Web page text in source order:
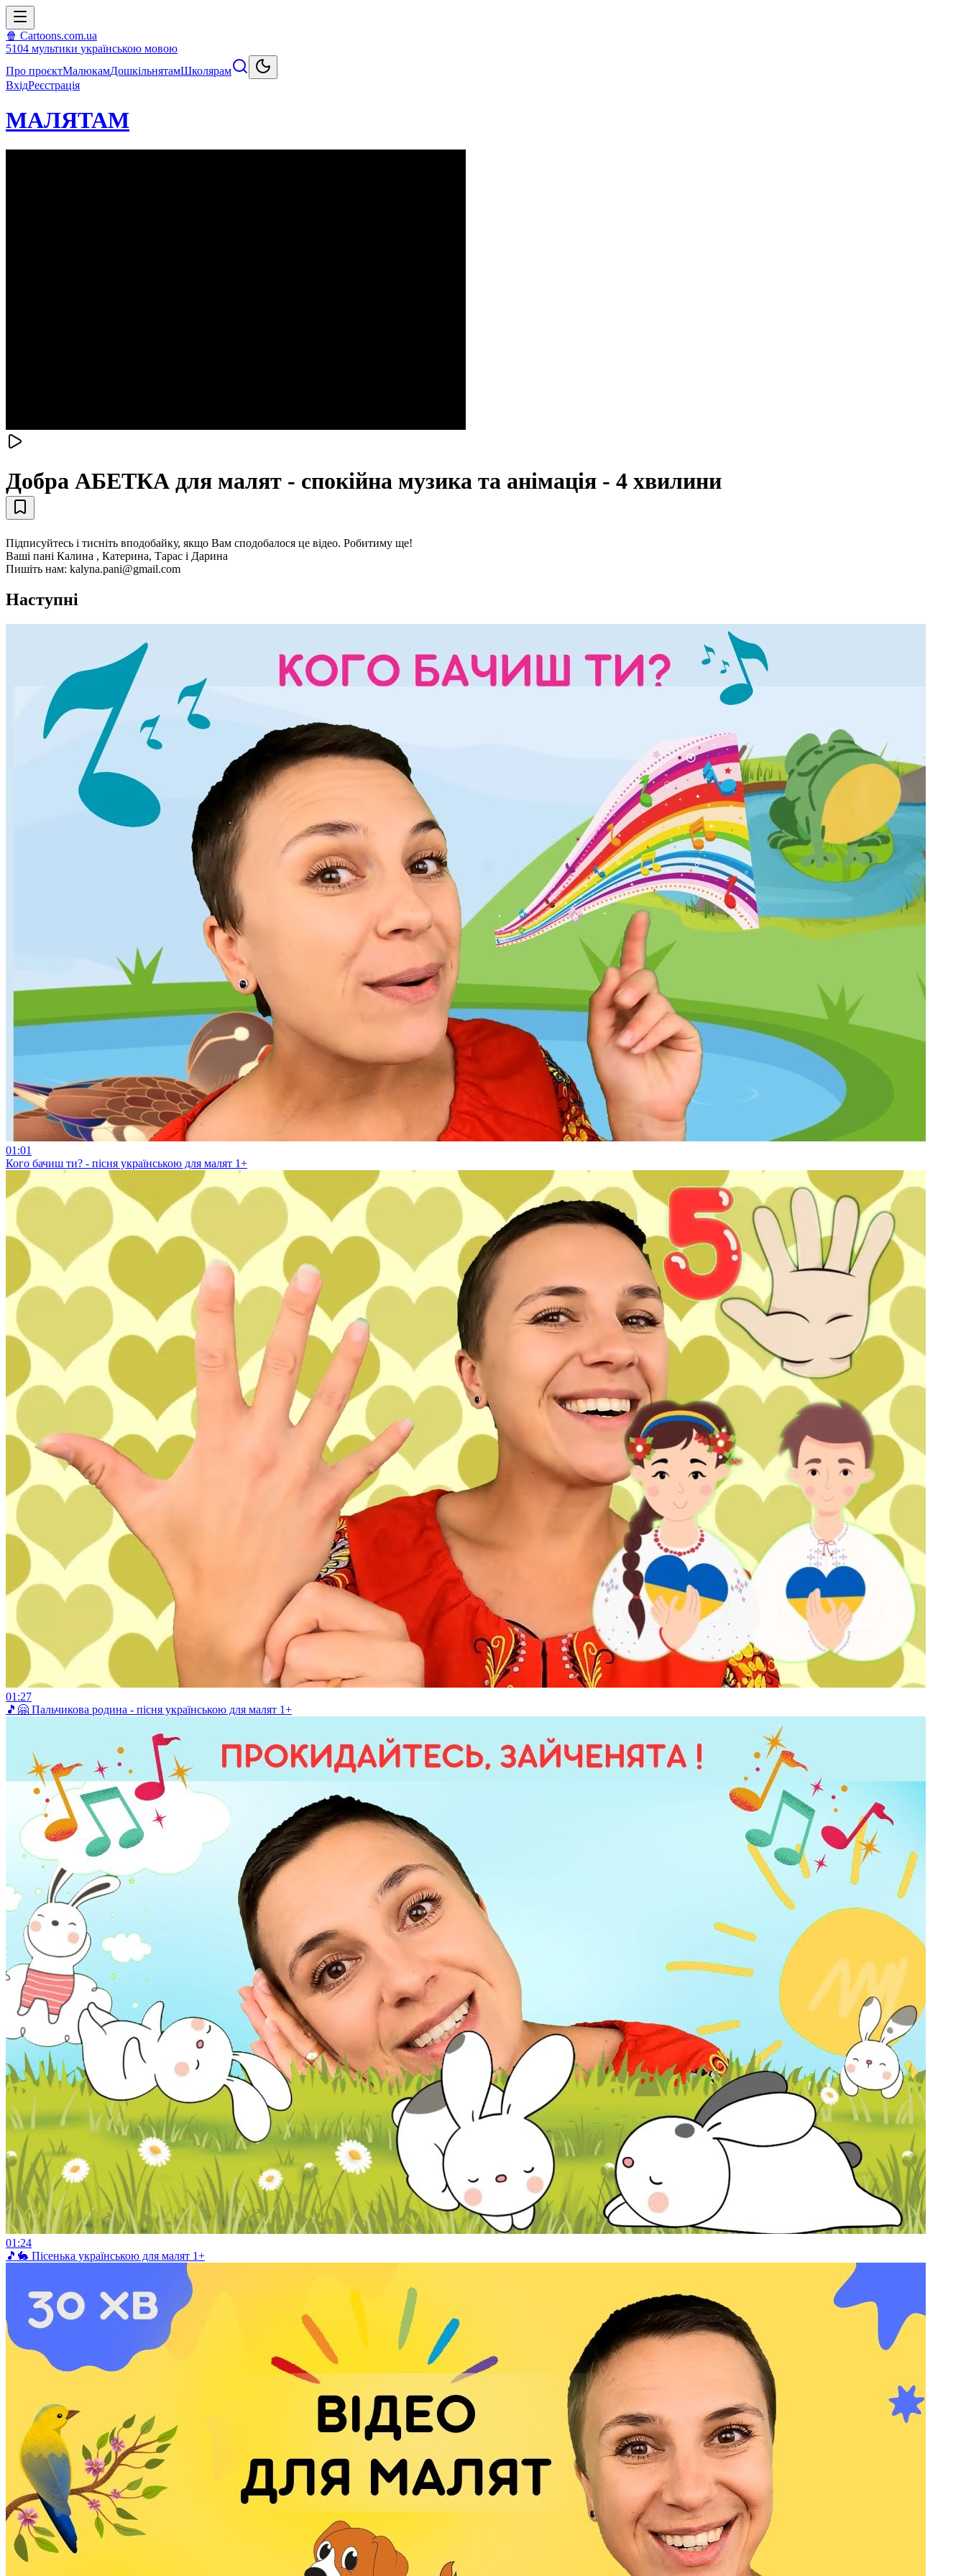
🍿 Cartoons.com.ua
5104 мультики українською мовою
Про проєктМалюкамДошкільнятамШколярам
ВхідРеєстрація
МАЛЯТАМ
Добра АБЕТКА для малят - спокійна музика та анімація - 4 хвилини
Підписуйтесь і тисніть вподобайку, якщо Вам сподобалося це відео. Робитиму ще!
Ваші пані Калина , Катерина, Тарас і Дарина
Пишіть нам: kalyna.pani@gmail.com
Наступні
01:01
Кого бачиш ти? - пісня українською для малят 1+
01:27
🎵🤗 Пальчикова родина - пісня українською для малят 1+
01:24
🎵🐇 Пісенька українською для малят 1+